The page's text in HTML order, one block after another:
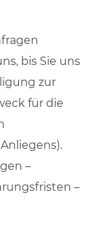
bis Sie uns
zur
für die
–
–